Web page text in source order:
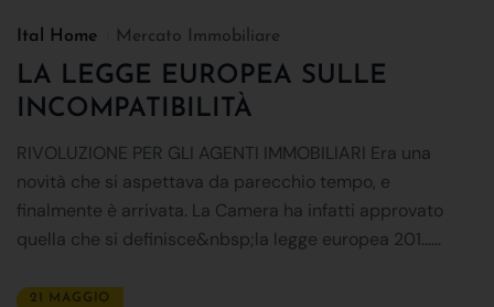
Ital Home Mercato Immobiliare
LA LEGGE EUROPEA SULLE
INCOMPATIBILITÀ
RIVOLUZIONE PER GLI AGENTI IMMOBILIARI Era una
novità che si aspettava da parecchio tempo, e
finalmente è arrivata. La Camera ha infatti approvato
quella che si definisce&nbsp;la legge europea 201......
21 MAGGIO